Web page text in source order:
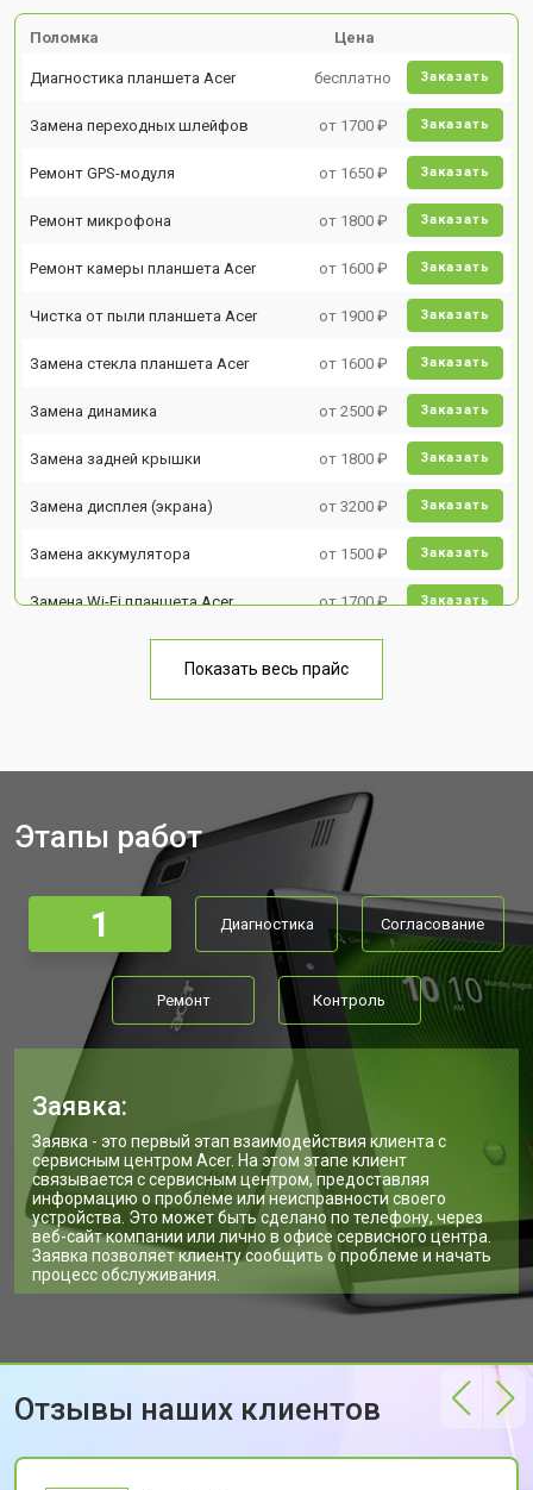
Поломка Цена
Диагностика планшета Acer бесплатно Заказать
Замена переходных шлейфов от 1700 ₽ Заказать
Ремонт GPS-модуля от 1650 ₽ Заказать
Ремонт микрофона от 1800 ₽ Заказать
Ремонт камеры планшета Acer от 1600 ₽ Заказать
Чистка от пыли планшета Acer от 1900 ₽ Заказать
Замена стекла планшета Acer от 1600 ₽ Заказать
Замена динамика от 2500 ₽ Заказать
Замена задней крышки от 1800 ₽ Заказать
Замена дисплея (экрана) от 3200 ₽ Заказать
Замена аккумулятора от 1500 ₽ Заказать
Замена Wi-Fi планшета Acer от 1700 ₽ Заказать
Замена кнопок планшета Acer от 1750 ₽
Показать весь прайс
Этапы работ
1 Диагностика Согласование
Ремонт Контроль
Заявка:
Заявка - это первый этап взаимодействия клиента с
сервисным центром Acer. На этом этапе клиент
связывается с сервисным центром, предоставляя
информацию о проблеме или неисправности своего
устройства. Это может быть сделано по телефону, через
веб-сайт компании или лично в офисе сервисного центра.
Заявка позволяет клиенту сообщить о проблеме и начать
процесс обслуживания.
Отзывы наших клиентов